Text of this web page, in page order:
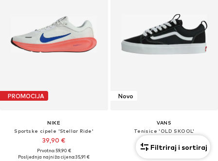
PROMOCIJA
NIKE
Sportske cipele 'Stellar Ride'
39,90 €
Prvotno: 59,90 €
Posljednja najniža cijena:35,91 €
Novo
VANS
Tenisice 'OLD SKOOL'
Filtriraj i sortiraj